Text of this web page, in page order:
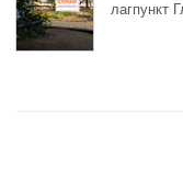
лагпункт